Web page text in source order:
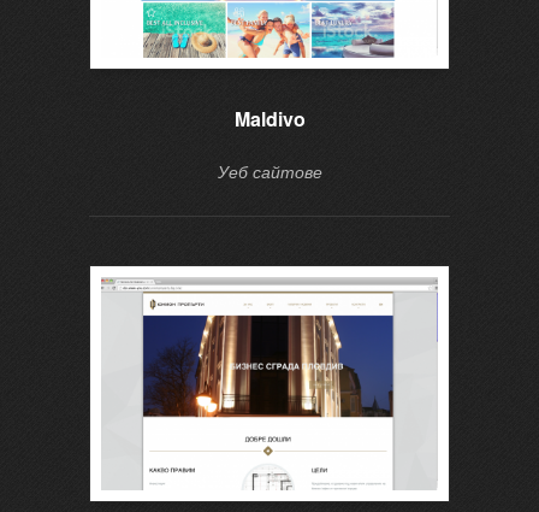
Maldivo
Уеб сайтове